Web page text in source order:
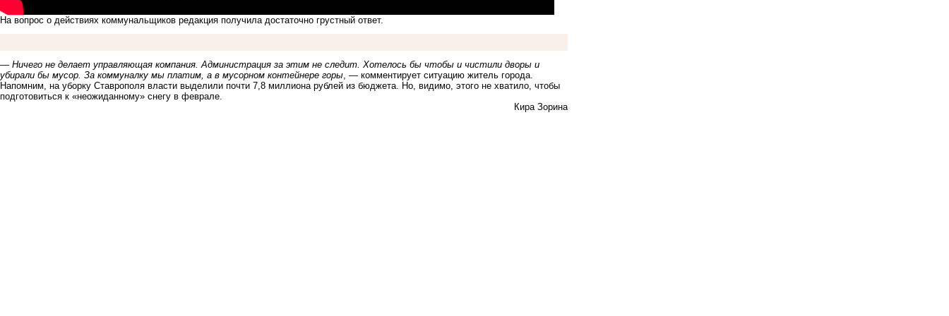
На вопрос о действиях коммунальщиков редакция получила достаточно грустный ответ.
— Ничего не делает управляющая компания. Администрация за этим не следит. Хотелось бы чтобы и чистили дворы и
убирали бы мусор. За коммуналку мы платим, а в мусорном контейнере горы, — комментирует ситуацию житель города.
Напомним, на уборку Ставрополя власти выделили почти 7,8 миллионарублей из бюджета. Но, видимо, этого не хватило, чтобы
подготовиться к «неожиданному» снегу в феврале.
Кира Зорина